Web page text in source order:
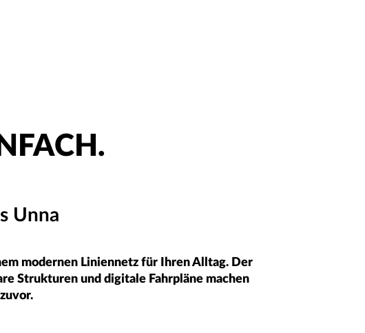
Unna
modernen Liniennetz für Ihren Alltag. Der
Strukturen und digitale Fahrpläne machen